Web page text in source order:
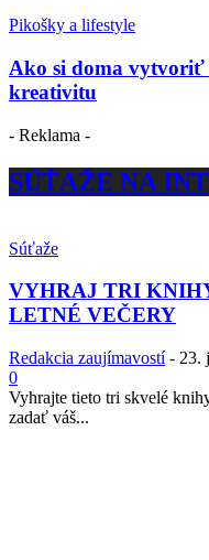
Pikošky a lifestyle
Ako si doma
kreativitu
- Reklama -
SÚŤAŽE NA
Súťaže
VYHRAJ TRI
LETNÉ VEČERY
Redakcia zaujímavostí - 23.
0
Vyhrajte tieto tri skvelé
zadať váš...